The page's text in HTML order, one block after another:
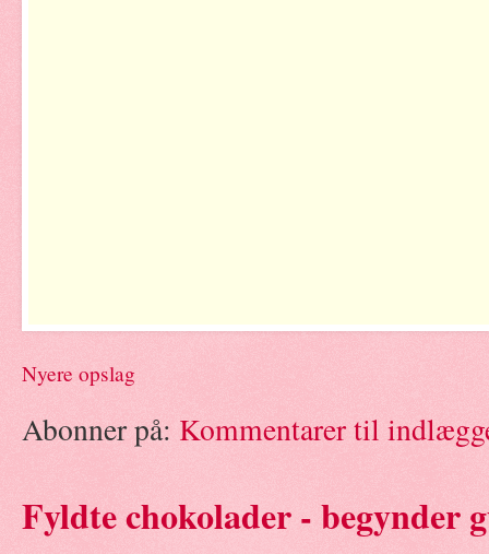
Nyere opslag
Abonner på: Kommentarer til
Fyldte chokolader - begynder